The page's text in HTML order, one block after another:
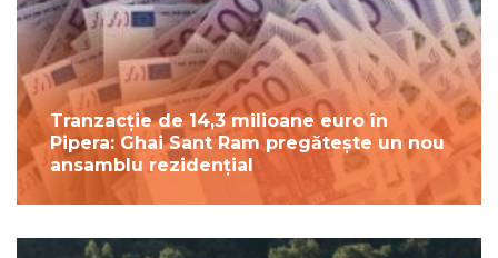
Tranzacție de 14,3 milioane euro în
Pipera: Ghai Sant Ram pregătește un nou
ansamblu rezidențial